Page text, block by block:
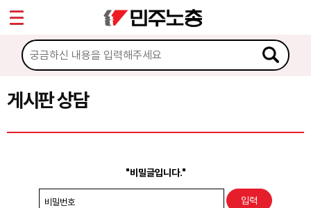
게시판 상담
"비밀글입니다."
비밀번호
마이페이지
소개
소식
노동상담
권리찾기수첩 검색
Sketchbook5, 스케치북5
Sketchbook5, 스케치북5